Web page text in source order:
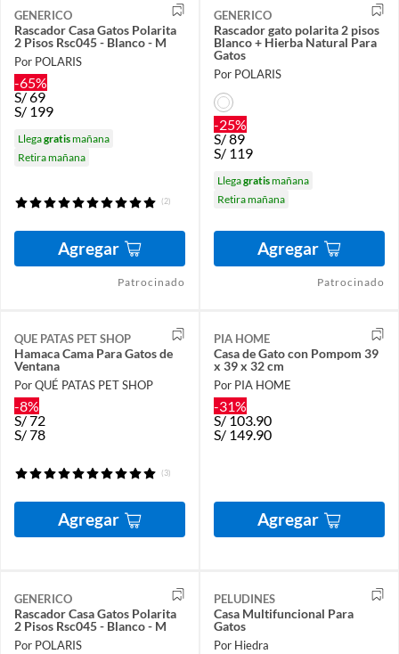
GENERICO
Rascador Casa Gatos Polarita
2 Pisos Rsc045 - Blanco - M
Por POLARIS
-65%
S/69
S/ 199
Llegagratismañana
Retira mañana
(2)
Agregar
Patrocinado
GENERICO
Rascador gato polarita 2 pisos
Blanco + Hierba Natural Para
Gatos
Por POLARIS
-25%
S/89
S/ 119
Llegagratismañana
Retira mañana
Agregar
Patrocinado
QUE PATAS PET SHOP
Hamaca Cama Para Gatos de
Ventana
Por QUÉ PATAS PET SHOP
-8%
S/72
S/78
(3)
Agregar
PIA HOME
Casa de Gato con Pompom 39
x 39 x 32 cm
Por PIA HOME
-31%
S/ 103.90
S/ 149.90
Agregar
GENERICO
Rascador Casa Gatos Polarita
2 Pisos Rsc045 - Blanco - M
Por POLARIS
PELUDINES
Casa Multifuncional Para
Gatos
Por Hiedra